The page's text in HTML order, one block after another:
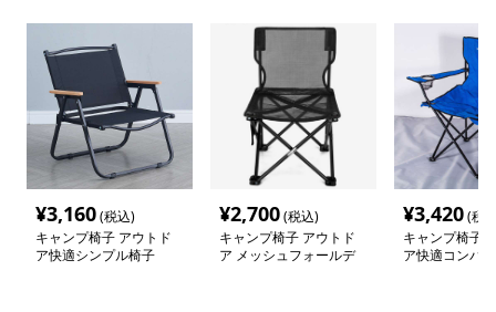
¥3,160(税込)
キャンプ椅子 アウトド
ア快適シンプル椅子
¥2,700(税込)
キャンプ椅子 アウトド
ア メッシュフォールデ
¥3,420(税
キャンプ椅子
ア快適コンパ